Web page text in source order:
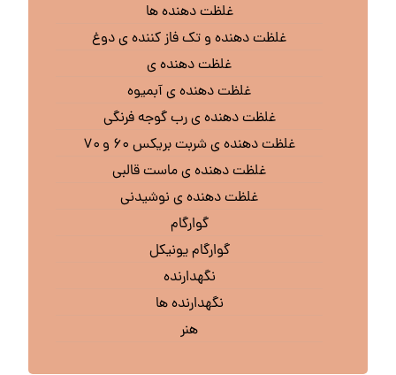
غلظت دهنده ها
غلظت دهنده و تک فاز کننده ی دوغ
غلظت دهنده ی
غلظت دهنده ی آبمیوه
غلظت دهنده ی رب گوجه فرنگی
غلظت دهنده ی شربت بریکس ۶۰ و ۷۰
غلظت دهنده ی ماست قالبی
غلظت دهنده ی نوشیدنی
گوارگام
گوارگام یونیکل
نگهدارنده
نگهدارنده ها
هنر